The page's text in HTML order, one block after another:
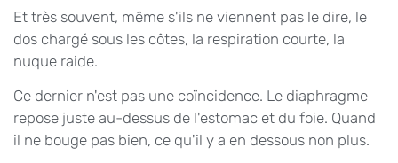
Et très souvent, même s'ils ne viennent pas le dire, le
dos chargé sous les côtes, la respiration courte, la
nuque raide.
Ce dernier n'est pas une coïncidence. Le diaphragme
repose juste au-dessus de l'estomac et du foie. Quand
il ne bouge pas bien, ce qu'il y a en dessous non plus.